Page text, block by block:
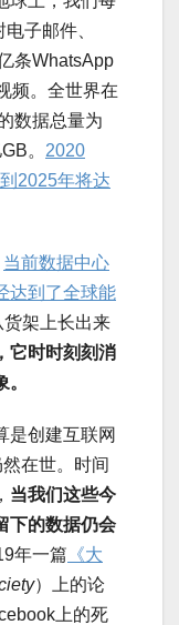
子邮件、
条WhatsApp
频。全世界在
数据总量为
。 2020
2025年将达
当前数据中心
达到了全球能
货架上长出来
它时时刻刻消
是创建互联网
在世。时间
当我们这些今
下的数据仍会
年一篇 《大
）上的论
上的死